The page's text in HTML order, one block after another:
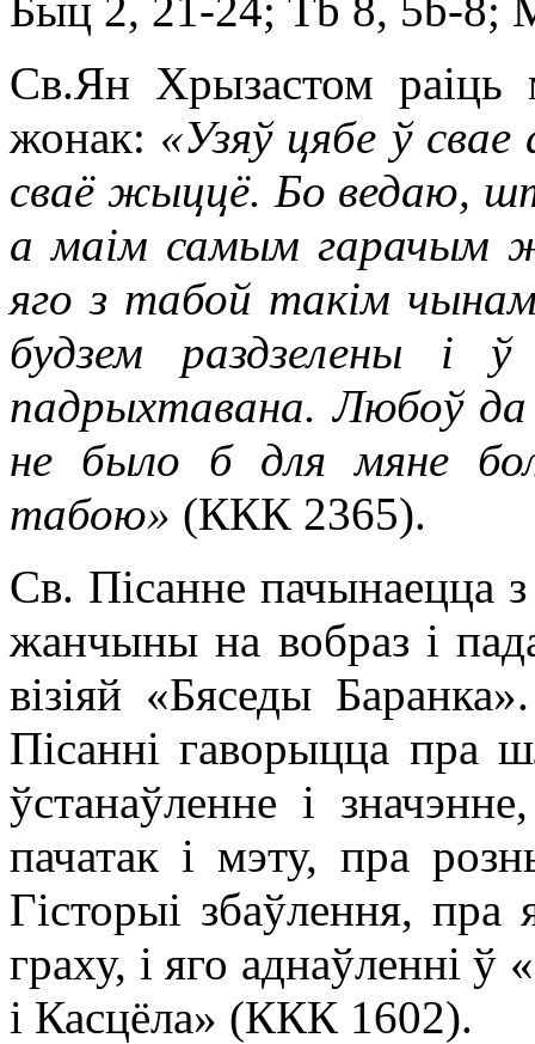
Св.Ян Хрызастом раіць
жонак: «Узяў цябе ў
сваё жыццё. Бо ведаю,
а маім самым гарачым
яго з табой такім
будзем раздзелены
падрыхтавана. Любоў
не было б для мяне
табою» (ККК 2365).
Св. Пісанне пачынаецца
жанчыны на вобраз і
візіяй «Бяседы
Пісанні гаворыцца пра
ўстанаўленне і
пачатак і мэту, пра
Гісторыі збаўлення,
граху, і яго аднаўленні
і Касцёла» (ККК 1602).